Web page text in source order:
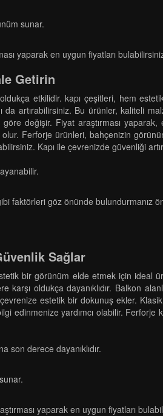
sunar.
yaparak en uygun fiyatları
Getirin
etkilidir. kapı çeşitleri, hem
da artırabilirsiniz. Bu ürünler, kaliteli
değişir. Fiyat araştırması
Ferforje ürünleri, bahçenizin
Kapı ile çevrenizde güvenliği
faktörleri göz önünde bulundurmanız
Sağlar
bir görünüm elde etmek için ideal
karşı oldukça dayanıklıdır. Balkon
estetik bir dokunuş ekler.
edinmenize yardımcı olabilir.
son derece dayanıklıdır.
yaparak en uygun fiyatları